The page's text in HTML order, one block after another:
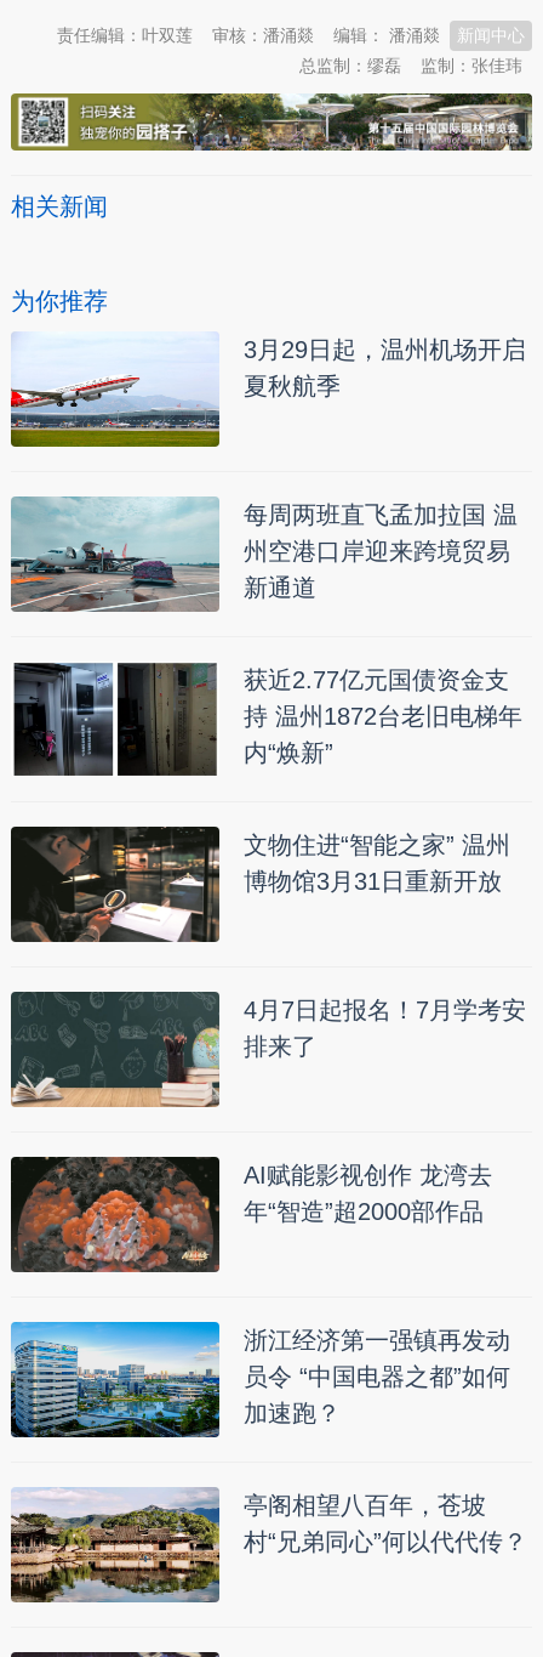
新闻中心
编辑： 潘涌燚
审核：潘涌燚
责任编辑：叶双莲
监制：张佳玮
总监制：缪磊
相关新闻
为你推荐
3月29日起，温州机场开启
夏秋航季
每周两班直飞孟加拉国 温
州空港口岸迎来跨境贸易
新通道
获近2.77亿元国债资金支
持 温州1872台老旧电梯年
内“焕新”
文物住进“智能之家” 温州
博物馆3月31日重新开放
4月7日起报名！7月学考安
排来了
AI赋能影视创作 龙湾去
年“智造”超2000部作品
浙江经济第一强镇再发动
员令 “中国电器之都”如何
加速跑？
亭阁相望八百年，苍坡
村“兄弟同心”何以代代传？